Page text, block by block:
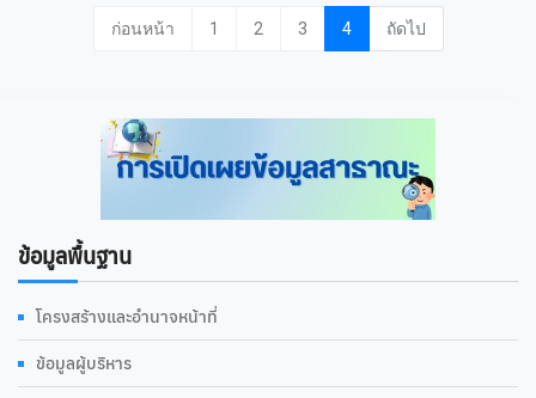
ก่อนหน้า 1 2 3 4 ถัดไป
ข้อมูลพื้นฐาน
โครงสร้างและอำนาจหน้าที่
ข้อมูลผู้บริหาร